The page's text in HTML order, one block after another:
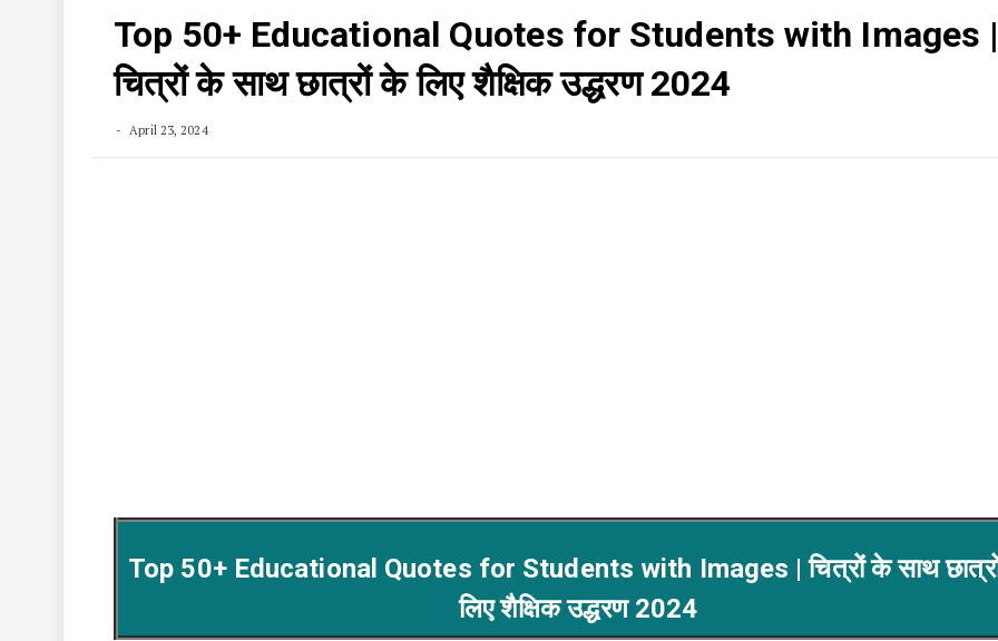
Top 50+ Educational Quotes for Students with Images
चित्रों के साथ छात्रों के लिए शैक्षिक उद्धरण 2024
April 23, 2024
Top 50+ Educational Quotes for Students with Images | चित्रों के साथ
लिए शैक्षिक उद्धरण 2024